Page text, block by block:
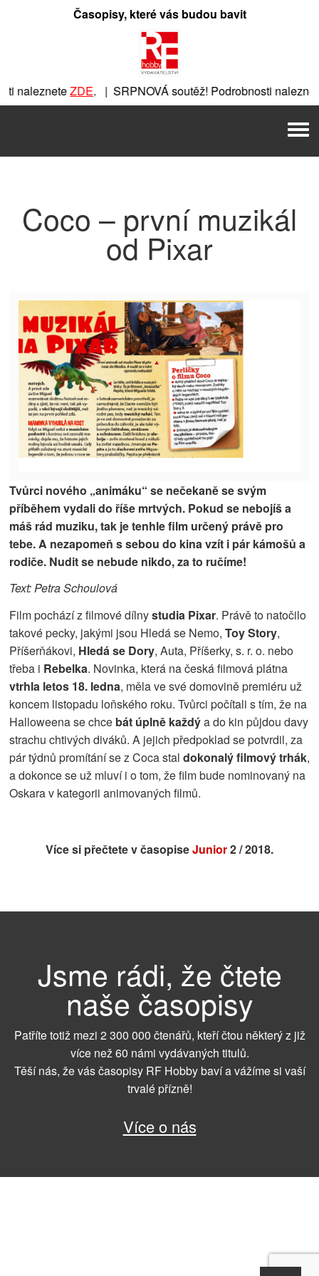
Časopisy, které vás budou bavit
nalezneteZDE. | SRPNOVÁ soutěž! Podrobnosti
. |
Coco – první muzikál
od Pixar
Tvůrci nového „animáku“ se nečekaně se svým
příběhem vydali do říše mrtvých. Pokud se nebojíš a
máš rád muziku, tak je tenhle film určený právě pro
tebe. A nezapomeň s sebou do kina vzít i pár kámošů a
rodiče. Nudit se nebude nikdo, za to ručíme!
Text: Petra Schoulová
Film pochází z filmové dílnystudia Pixar. Právě to natočilo
takové pecky, jakými jsou Hledá se Nemo, Toy Story,
Příšerňákovi, Hledá se Dory, Auta, Příšerky, s. r. o. nebo
třeba i Rebelka. Novinka, která na česká filmová plátna
vtrhla letos 18. ledna, měla ve své domovině premiéru už
koncem listopadu loňského roku. Tvůrci počítali s tím, že na
Halloweena se chce bát úplně každýa do kin půjdou davy
strachu chtivých diváků. A jejich předpoklad se potvrdil, za
pár týdnů promítání se z Coca stal dokonalý filmový trhák,
a dokonce se už mluví i o tom, že film bude nominovaný na
Oskara v kategorii animovaných filmů.
Více si přečtete v časopiseJunior2 / 2018.
Jsme rádi, že čtete
naše časopisy
Patříte totiž mezi 2 300 000 čtenářů, kteří čtou některý z již
více než 60 námi vydávaných titulů.
Těší nás, že vás časopisy RF Hobby baví a vážíme si vaší
trvalé přízně!
Více o nás